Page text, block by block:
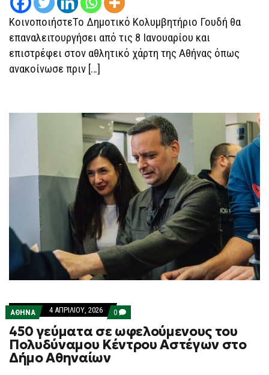
ΚοινοποιήστεΤο Δημοτικό Κολυμβητήριο Γουδή θα
επαναλειτουργήσει από τις 8 Ιανουαρίου και
επιστρέφει στον αθλητικό χάρτη της Αθήνας όπως
ανακοίνωσε πριν […]
ΑΘΗΝΑ 4 ΑΠΡΙΛΊΟΥ, 2026 0 COMMENTS
ON
450
ΓΕΎΜΑΤΑ
ΣΕ
450 γεύματα σε ωφελούμενους του
Πολυδύναμου Κέντρου Αστέγων στο
Δήμο Αθηναίων